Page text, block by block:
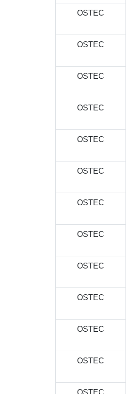
OSTEC
OSTEC
OSTEC
OSTEC
OSTEC
OSTEC
OSTEC
OSTEC
OSTEC
OSTEC
OSTEC
OSTEC
OSTEC